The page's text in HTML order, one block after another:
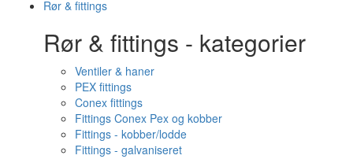
Rør & fittings
Rør & fittings - kategorier
Ventiler & haner
PEX fittings
Conex fittings
Fittings Conex Pex og kobber
Fittings - kobber/lodde
Fittings - galvaniseret